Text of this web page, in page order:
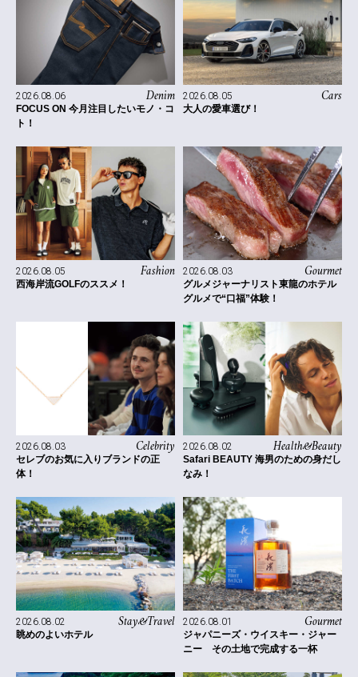
Denim
2026.08.06
FOCUS ON 今月注目したいモノ・コ
ト！
Cars
2026.08.05
大人の愛車選び！
Fashion
2026.08.05
西海岸流GOLFのススメ！
Gourmet
2026.08.03
グルメジャーナリスト東龍のホテル
グルメで“口福”体験！
Celebrity
2026.08.03
セレブのお気に入りブランドの正
体！
Health&Beauty
2026.08.02
Safari BEAUTY 海男のための身だし
なみ！
Stay&Travel
2026.08.02
眺めのよいホテル
Gourmet
2026.08.01
ジャパニーズ・ウイスキー・ジャー
ニー その土地で完成する一杯